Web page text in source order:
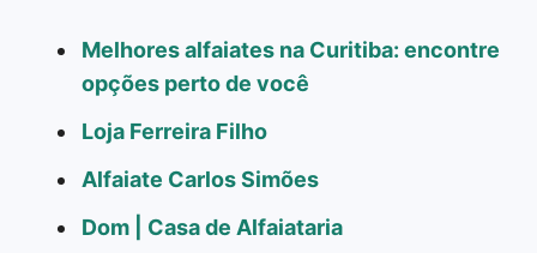
Melhores alfaiates na Curitiba: encontre
opções perto de você
Loja Ferreira Filho
Alfaiate Carlos Simões
Dom | Casa de Alfaiataria